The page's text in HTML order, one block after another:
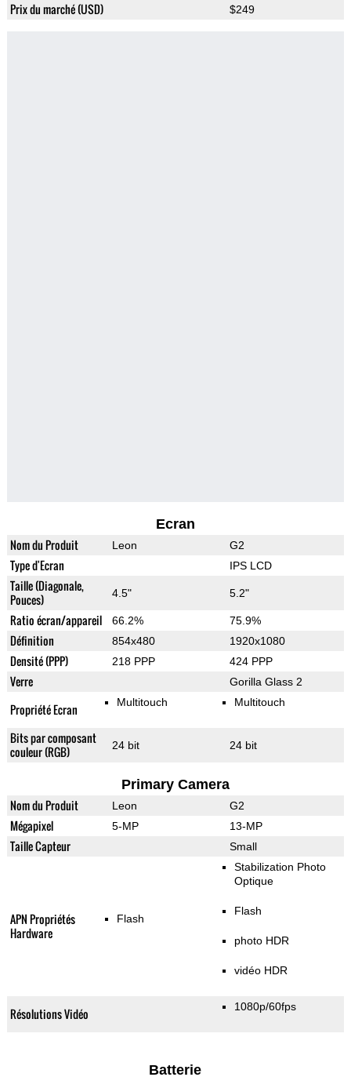
Prix du marché (USD) $249
Ecran
Nom du Produit Leon G2
Type d'Ecran IPS LCD
Taille (Diagonale,
Pouces)
4.5" 5.2"
Ratio écran/appareil 66.2% 75.9%
Définition 854x480 1920x1080
Densité (PPP) 218 PPP 424 PPP
Verre Gorilla Glass 2
Propriété Ecran Multitouch Multitouch
Bits par composant
couleur (RGB)
24 bit 24 bit
Primary Camera
Nom du Produit Leon G2
Mégapixel 5-MP 13-MP
Taille Capteur Small
APN Propriétés
Hardware
Flash
Stabilization Photo
Optique
Flash
photo HDR
vidéo HDR
Résolutions Vidéo 1080p/60fps
Batterie